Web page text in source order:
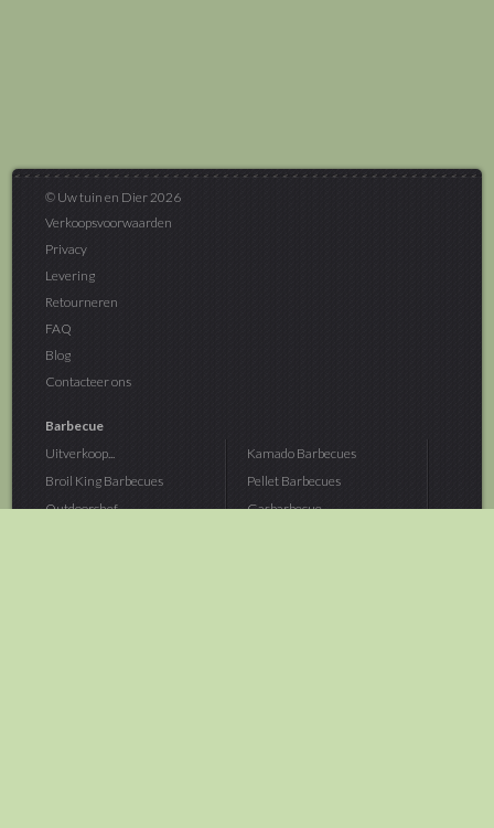
© Uw tuin en Dier 2026
Verkoopsvoorwaarden
Privacy
Levering
Retourneren
FAQ
Blog
Contacteer ons
Barbecue
Uitverkoop...
Broil King Barbecues
Outdoorchef...
Kamado Barbecues
Pellet Barbecues
Gasbarbecue